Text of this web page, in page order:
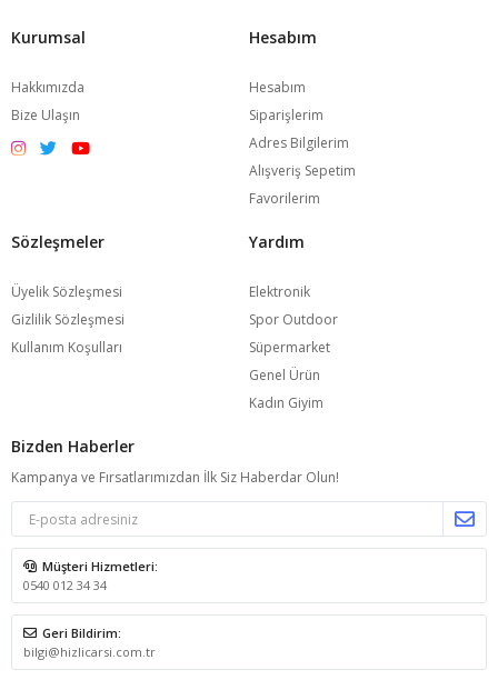
Kurumsal
Hakkımızda
Bize Ulaşın
Hesabım
Hesabım
Siparişlerim
Adres Bilgilerim
Alışveriş Sepetim
Favorilerim
Sözleşmeler
Üyelik Sözleşmesi
Gizlilik Sözleşmesi
Kullanım Koşulları
Yardım
Elektronik
Spor Outdoor
Süpermarket
Genel Ürün
Kadın Giyim
Bizden Haberler
Kampanya ve Fırsatlarımızdan İlk Siz Haberdar Olun!
Müşteri Hizmetleri:
0540 012 34 34
Geri Bildirim:
bilgi@hizlicarsi.com.tr